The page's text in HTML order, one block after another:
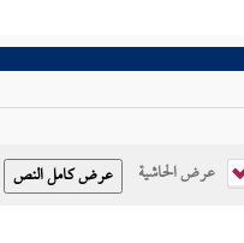
عرض الحاشية